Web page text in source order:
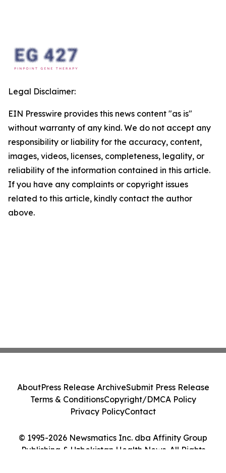
Legal Disclaimer:
EIN Presswire provides this news content "as is"
without warranty of any kind. We do not accept any
responsibility or liability for the accuracy, content,
images, videos, licenses, completeness, legality, or
reliability of the information contained in this article.
If you have any complaints or copyright issues
related to this article, kindly contact the author
above.
© 1995-2026 Newsmatics Inc. dba Affinity Group
Publishing & Uzbekistan Health News. All Rights
AboutPress Release ArchiveSubmit Press Release
Terms & ConditionsCopyright/DMCA Policy
Privacy PolicyContact